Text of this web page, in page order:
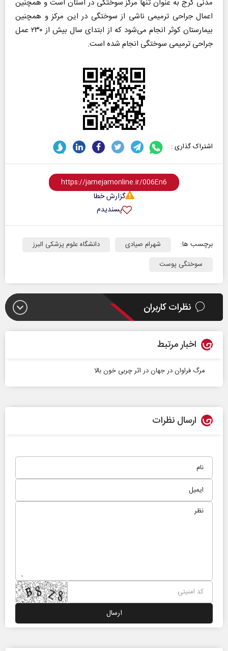
مدنی کرج به عنوان تنها مرکز سوختگی در استان است و همچنین
اعمال جراحی ترمیمی ناشی از سوختگی در این مرکز و همچنین
بیمارستان کوثر انجام می‌شود که از ابتدای سال بیش از ۲۳۰ عمل
جراحی ترمیمی سوختگی انجام شده است.
اشتراک گذاری :
گزارش خطا
پسندیدم
برچسب ها: شهرام صیادی
دانشگاه علوم پزشکی البرز
سوختگی پوست
نظرات کاربران
اخبار مرتبط
مرگ فراوان در جهان در اثر چربی خون بالا
ارسال نظرات